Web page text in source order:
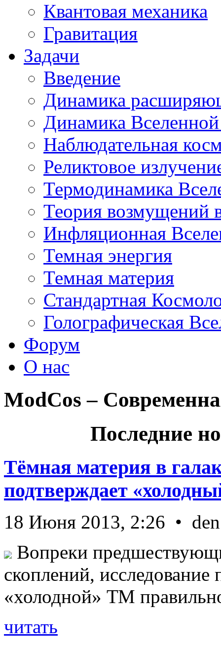
Квантовая механика
Гравитация
Задачи
Введение
Динамика
Динамика
Наблюдательная
Реликтовое
Термодинамика
Теория возмущений
Инфляционная
Темная энергия
Темная материя
Стандартная
Голографическая
Форум
О нас
ModCos –
Последние
Тёмная материя в
подтверждает
18 Июня 2013, 2:26 • den
Вопреки
скоплений, исследование
«холодной» ТМ
читать